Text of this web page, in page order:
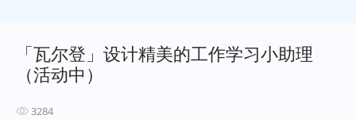
「瓦尔登」设计精美的工作学习小助理
（活动中）
3284